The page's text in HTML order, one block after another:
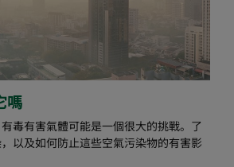
嗎
毒有害氣體可能是一個很大的挑戰。了
以及如何防止這些空氣污染物的有害影